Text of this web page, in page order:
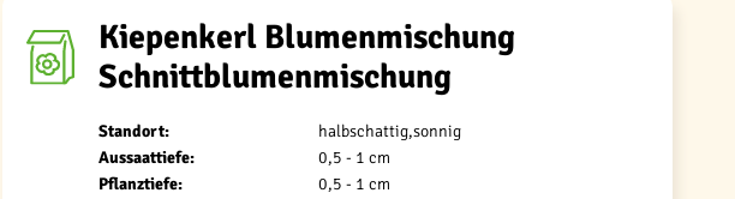
Kiepenkerl Blumenmischung
Schnittblumenmischung
Standort:
halbschattig,sonnig
Aussaattiefe:
0,5 - 1 cm
Pflanztiefe:
0,5 - 1 cm